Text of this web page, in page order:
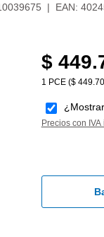
| EAN:
Precio
$
1 PCE ($
Precios con